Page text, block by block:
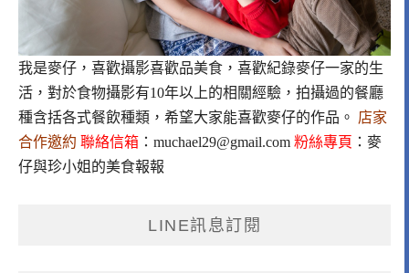
我是麥仔，喜歡攝影喜歡品美食，喜歡紀錄麥仔一家的生
活，對於食物攝影有10年以上的相關經驗，拍攝過的餐廳
種含括各式餐飲種類，希望大家能喜歡麥仔的作品。 店家
合作邀約 聯絡信箱 ： muchael29@gmail.com 粉絲專頁 ： 麥
仔與珍小姐的美食報報
LINE訊息訂閱